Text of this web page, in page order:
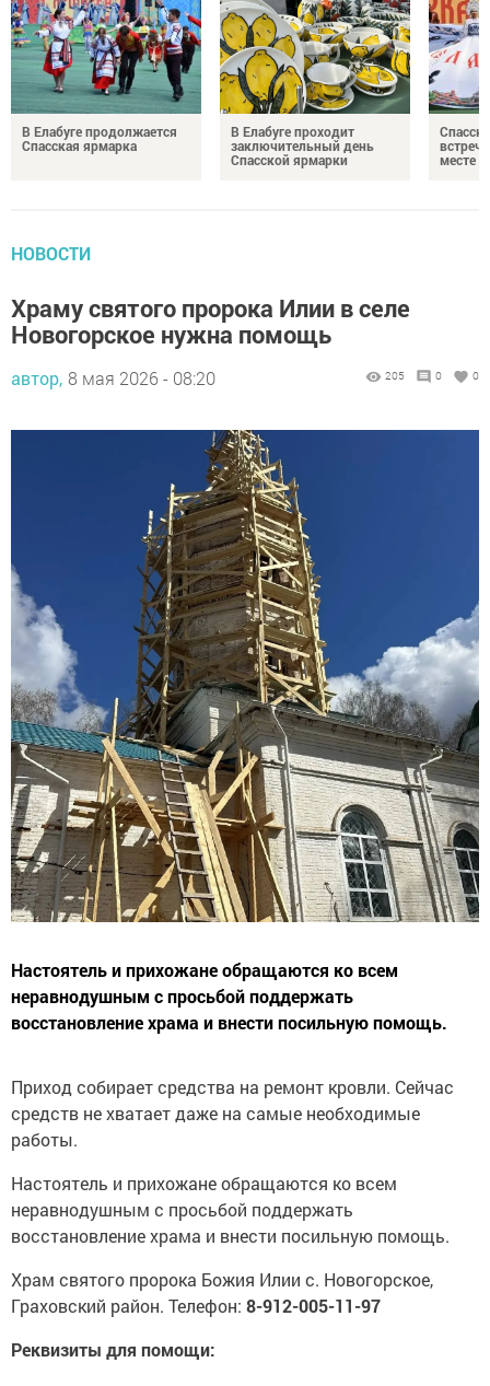
В Елабуге продолжается
Спасская ярмарка
В Елабуге проходит
заключительный день
Спасской ярмарки
месте
НОВОСТИ
Храму святого пророка Илии в селе
Новогорское нужна помощь
автор, 8 мая 2026 - 08:20 205 0 0
Настоятель и прихожане обращаются ко всем
неравнодушным с просьбой поддержать
восстановление храма и внести посильную помощь.
Приход собирает средства на ремонт кровли. Сейчас
средств не хватает даже на самые необходимые
работы.
Настоятель и прихожане обращаются ко всем
неравнодушным с просьбой поддержать
восстановление храма и внести посильную помощь.
Храм святого пророка Божия Илии с. Новогорское,
Граховский район. Телефон: 8-912-005-11-97
Реквизиты для помощи: